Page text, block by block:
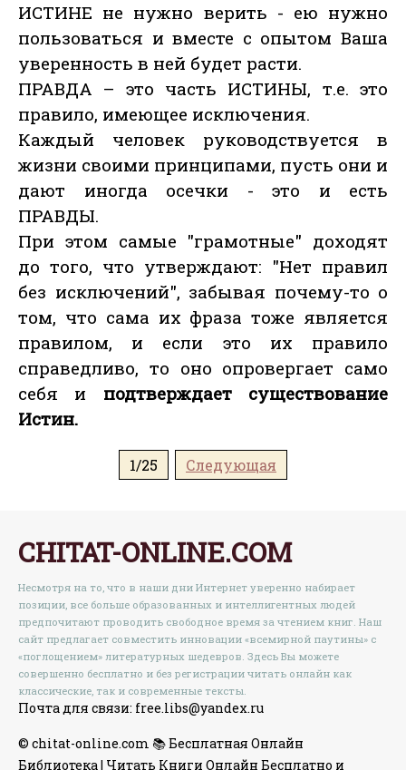
ИСТИНЕ не нужно верить - ею нужно
пользоваться и вместе с опытом Ваша
уверенность в ней будет расти.
ПРАВДА – это часть ИСТИНЫ, т.е. это
правило, имеющее исключения.
Каждый человек руководствуется в
жизни своими принципами, пусть они и
дают иногда осечки - это и есть
ПРАВДЫ.
При этом самые "грамотные" доходят
до того, что утверждают: "Нет правил
без исключений", забывая почему-то о
том, что сама их фраза тоже является
правилом, и если это их правило
справедливо, то оно опровергает само
себя и подтверждает существование
Истин.
1/25 Следующая
CHITAT-ONLINE.COM
Несмотря на то, что в наши дни Интернет уверенно набирает
позиции, все больше образованных и интеллигентных людей
предпочитают проводить свободное время за чтением книг. Наш
сайт предлагает совместить инновации «всемирной паутины» с
«поглощением» литературных шедевров. Здесь Вы можете
совершенно бесплатно и без регистрации читать онлайн как
классические, так и современные тексты.
Почта для связи: free.libs@yandex.ru
© chitat-online.com 📚 Бесплатная Онлайн
Библиотека | Читать Книги Онлайн Бесплатно и